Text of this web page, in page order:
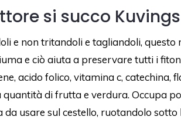
si succo Kuvings
e non tritandoli e tagliandoli,
e ciò aiuta a preservare tutti i
acido folico, vitamina c, catechina,
quantità di frutta e verdura. Occupa
usare sul cestello, ruotandolo